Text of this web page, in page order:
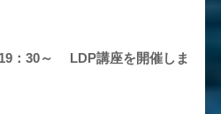
：30～ LDP講座を開催しま